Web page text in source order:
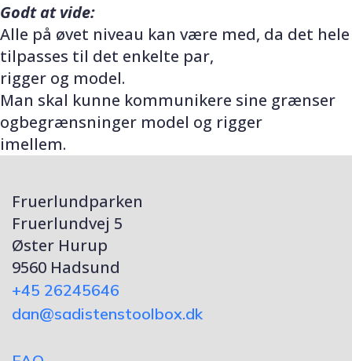
Godt at vide:
Alle på øvet niveau kan være med, da det hele
tilpasses til det enkelte par,
rigger og model.
Man skal kunne kommunikere sine grænser
ogbegrænsninger model og rigger
imellem.
Fruerlundparken
Fruerlundvej 5
Øster Hurup
9560 Hadsund
+45 26245646
dan@sadistenstoolbox.dk